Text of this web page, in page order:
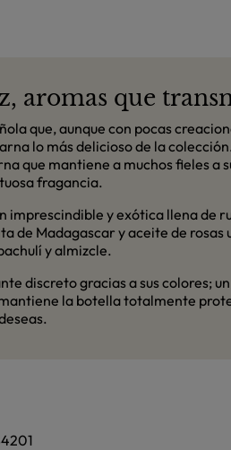
aromas que
que, aunque con pocas
lo más delicioso de la
que mantiene a muchos fieles a
fragancia.
imprescindible y exótica llena de
de Madagascar y aceite de
y almizcle.
discreto gracias a sus colores;
la botella totalmente